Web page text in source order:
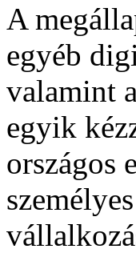
A
egyéb
valamint
egyik
országos